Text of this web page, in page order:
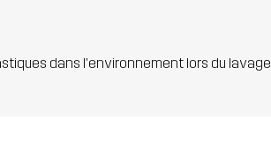
dans l'environnement lors du lavage